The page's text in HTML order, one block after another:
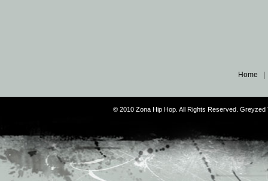
Home
© 2010 Zona Hip Hop. All Rights Reserved.